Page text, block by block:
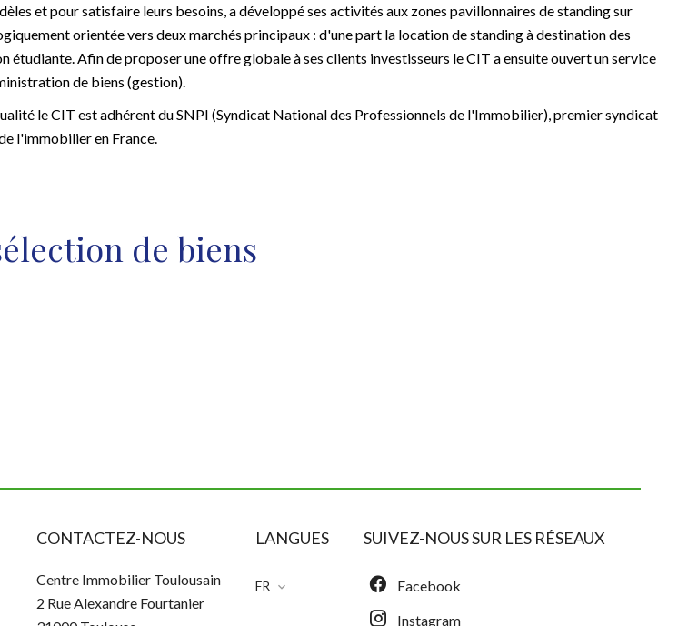
et pour satisfaire leurs besoins, a développé ses activités aux zones pavillonnaires de standing sur
orientée vers deux marchés principaux : d'une part la location de standing à destination des
Afin de proposer une offre globale à ses clients investisseurs le CIT a ensuite ouvert un service
de biens (gestion).
le CIT est adhérent du SNPI (Syndicat National des Professionnels de l'Immobilier), premier syndicat
l'immobilier en France.
de biens
CONTACTEZ-NOUS
Centre Immobilier Toulousain
2 Rue Alexandre Fourtanier
LANGUES
FR
SUIVEZ-NOUS SUR LES RÉSEAUX
Facebook
Instagram